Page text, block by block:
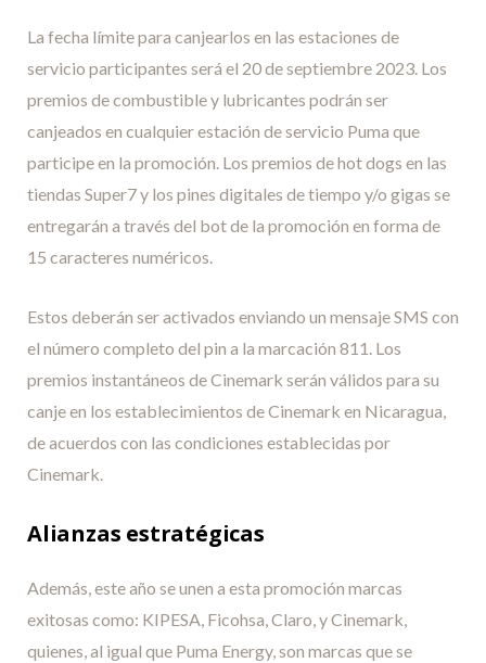
La fecha límite para canjearlos en las estaciones de
servicio participantes será el 20 de septiembre 2023. Los
premios de combustible y lubricantes podrán ser
canjeados en cualquier estación de servicio Puma que
participe en la promoción. Los premios de hot dogs en las
tiendas Super7 y los pines digitales de tiempo y/o gigas se
entregarán a través del bot de la promoción en forma de
15 caracteres numéricos.
Estos deberán ser activados enviando un mensaje SMS con
el número completo del pin a la marcación 811. Los
premios instantáneos de Cinemark serán válidos para su
canje en los establecimientos de Cinemark en Nicaragua,
de acuerdos con las condiciones establecidas por
Cinemark.
Alianzas estratégicas
Además, este año se unen a esta promoción marcas
exitosas como: KIPESA, Ficohsa, Claro, y Cinemark,
quienes, al igual que Puma Energy, son marcas que se